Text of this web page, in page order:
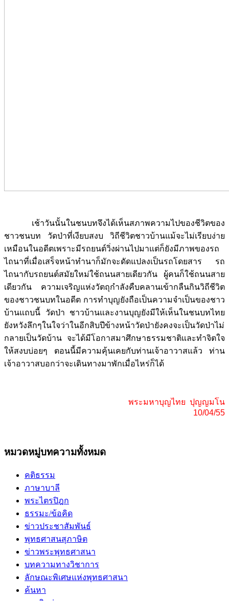
เช้าวันนั้นในชนบทจึงได้เห็นสภาพความไปของชีวิตของ
ชาวชนบท วัดป่าที่เงียบสงบ วิถีชีวิตชาวบ้านแม้จะไม่เรียบง่าย
เหมือนในอดีตเพราะมีรถยนต์วิ่งผ่านไปมาแต่ก็ยังมีภาพของรถ
ไถนาที่เมื่อเสร็จหน้าทำนาก็มักจะดัดแปลงเป็นรถโดยสาร รถ
ไถนากับรถยนต์สมัยใหม่ใช้ถนนสายเดียวกัน ผู้คนก็ใช้ถนนสาย
เดียวกัน ความเจริญแห่งวัตถุกำลังคืบคลานเข้ากลืนกินวิถีชีวิต
ของชาวชนบทในอดีต การทำบุญยังถือเป็นความจำเป็นของชาว
บ้านแถบนี้ วัดป่า ชาวบ้านและงานบุญยังมีให้เห็นในชนบทไทย
ยังหวังลึกๆในใจว่าในอีกสิบปีข้างหน้าวัดป่ายังคงจะเป็นวัดป่าไม่
กลายเป็นวัดบ้าน จะได้มีโอกาสมาศึกษาธรรมชาติและทำจิตใจ
ให้สงบบ่อยๆ ตอนนี้มีความคุ้นเคยกับท่านเจ้าอาวาสแล้ว ท่าน
เจ้าอาวาสบอกว่าจะเดินทางมาพักเมื่อไหร่ก็ได้
พระมหาบุญไทย ปุญญมโน
10/04/55
หมวดหมู่บทความทั้งหมด
คติธรรม
ภาษาบาลี
พระไตรปิฎก
ธรรมะ/ข้อคิด
ข่าวประชาสัมพันธ์
พุทธศาสนสุภาษิต
ข่าวพระพุทธศาสนา
บทความทางวิชาการ
ลักษณะพิเศษแห่งพุทธศาสนา
ค้นหา